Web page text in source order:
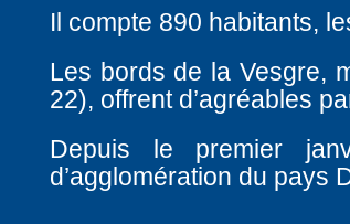
Il compte 890 habitants,
Les bords de la Vesgre,
22), offrent d’agréables
Depuis le premier
d’agglomération du pays